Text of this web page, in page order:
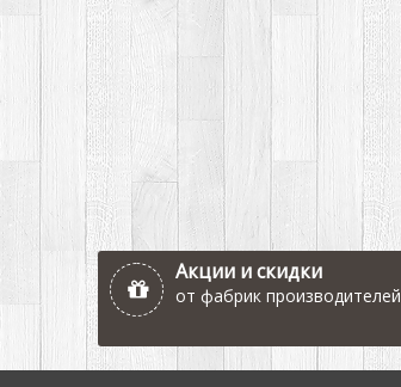
Акции и скидки
от фабрик производителей